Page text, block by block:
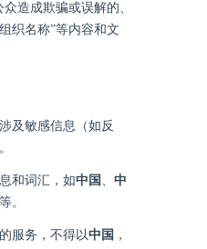
造成欺骗或误解的、
织名称”等内容和文
及敏感信息（如反
和词汇，如中国 、 中
等。
服务，不得以中国 ，